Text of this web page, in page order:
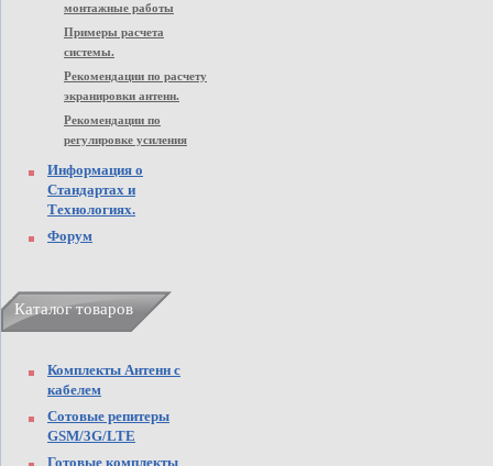
монтажные работы
Примеры расчета
системы.
Рекомендации по расчету
экранировки антенн.
Рекомендации по
регулировке усиления
Информация о
Стандартах и
Технологиях.
Форум
Каталог товаров
Комплекты Антенн с
кабелем
Сотовые репитеры
GSM/3G/LTE
Готовые комплекты